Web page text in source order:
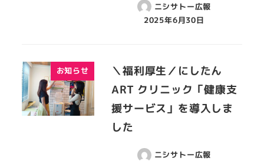
ニシサトー広報
2025年6月30日
お知らせ
＼福利厚生／にしたん
ART クリニック「健康支
援サービス」を導入しま
した
ニシサトー広報